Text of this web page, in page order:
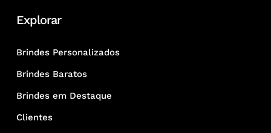
Explorar
Brindes Personalizados
Brindes Baratos
Brindes em Destaque
Clientes